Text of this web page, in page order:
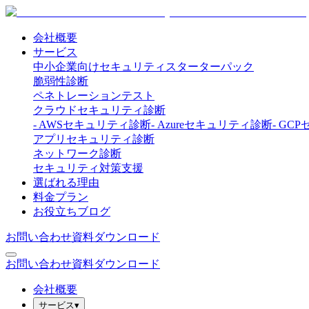
会社概要
サービス
中小企業向けセキュリティスターターパック
脆弱性診断
ペネトレーションテスト
クラウドセキュリティ診断
- AWSセキュリティ診断- Azureセキュリティ診断- GCP
アプリセキュリティ診断
ネットワーク診断
セキュリティ対策支援
選ばれる理由
料金プラン
お役立ちブログ
お問い合わせ資料ダウンロード
お問い合わせ資料ダウンロード
会社概要
サービス▾